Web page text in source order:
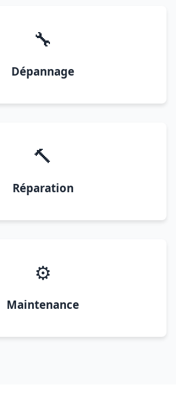
🔧
Dépannage
🔨
Réparation
⚙️
Maintenance